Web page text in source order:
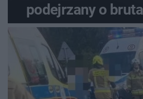
podejrzany o